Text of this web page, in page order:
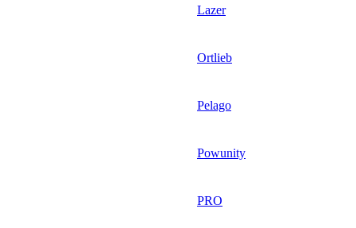
Lazer
Ortlieb
Pelago
Powunity
PRO